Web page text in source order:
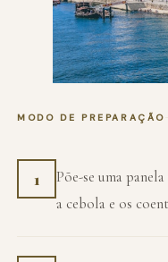
MODO DE PREPARAÇÃO
1
Põe-se uma
a cebola e os